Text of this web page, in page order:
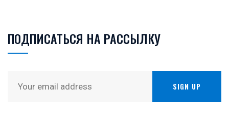
ПОДПИСАТЬСЯ НА РАССЫЛКУ